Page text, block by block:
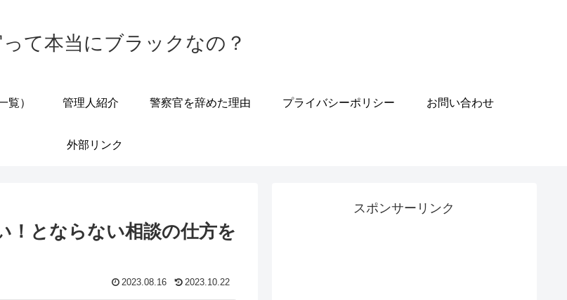
て本当にブラックなの？
覧） 管理人紹介 警察官を辞めた理由 プライバシーポリシー お問い合わせ
外部リンク
！とならない相談の仕方を
2023.08.16 2023.10.22
スポンサーリンク